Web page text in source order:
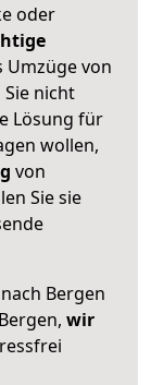
oder
Umzüge von
Sie nicht
Lösung für
wollen,
von
Sie sie
Bergen
wir